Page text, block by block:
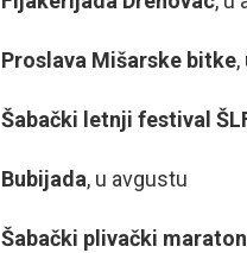
Proslava Mišarske bitke
Šabački letnji festival
Bubijada, u avgustu
Šabački plivački